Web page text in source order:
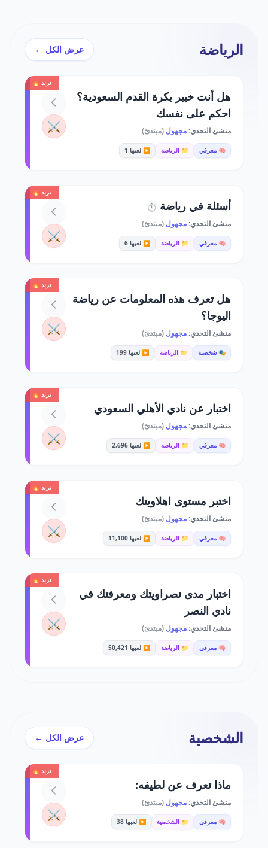
الرياضة عرض الكل ←
ترند 🔥
هل أنت خبير بكرة القدم السعودية؟
احكم على نفسك
منشئ التحدي:مجهول (مبتدئ)
🧠 معرفي 📁 الرياضة ▶️ لعبها 1
⚔️
ترند 🔥
أسئلة في رياضة ⏱️
منشئ التحدي:مجهول (مبتدئ)
🧠 معرفي 📁 الرياضة ▶️ لعبها 6 ⚔️
ترند 🔥
هل تعرف هذه المعلومات عن رياضة
اليوجا؟
منشئ التحدي:مجهول (مبتدئ)
🎭 شخصية 📁 الرياضة ▶️ لعبها 199
⚔️
ترند 🔥
اختبار عن نادي الأهلي السعودي
منشئ التحدي:مجهول (مبتدئ)
🧠 معرفي 📁 الرياضة ▶️ لعبها 2,696 ⚔️
ترند 🔥
اختبر مستوى اهلاويتك
منشئ التحدي:مجهول (مبتدئ)
🧠 معرفي 📁 الرياضة ▶️ لعبها 11,100 ⚔️
ترند 🔥
اختبار مدى نصراويتك ومعرفتك في
نادي النصر
منشئ التحدي:مجهول (مبتدئ)
🧠 معرفي 📁 الرياضة ▶️ لعبها 50,421
⚔️
الشخصية عرض الكل ←
ترند 🔥
ماذا تعرف عن لطيفه:
منشئ التحدي:مجهول (مبتدئ)
🧠 معرفي 📁 الشخصية ▶️ لعبها 38 ⚔️